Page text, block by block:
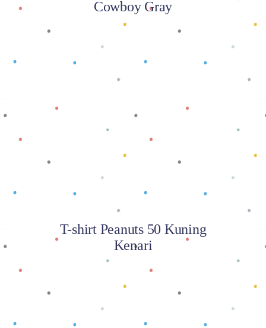
Cowboy Gray
Baca selengkapnya
T-shirt Peanuts 50 Kuning
Kenari